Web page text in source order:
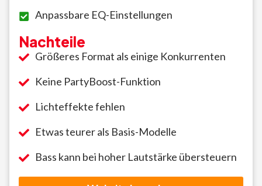
Anpassbare EQ-Einstellungen
Nachteile
Größeres Format als einige Konkurrenten
Keine PartyBoost-Funktion
Lichteffekte fehlen
Etwas teurer als Basis-Modelle
Bass kann bei hoher Lautstärke übersteuern